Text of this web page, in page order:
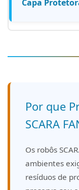
Capa
Por que
SCARA
Os robôs
ambientes
resíduos de